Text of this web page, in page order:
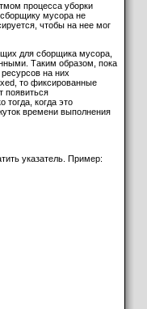
процесса уборки
сборщику мусора не
чтобы на нее мог
для сборщика мусора,
Таким образом, пока
на них
то фиксированные
появиться
когда это
времени выполнения
указатель. Пример: